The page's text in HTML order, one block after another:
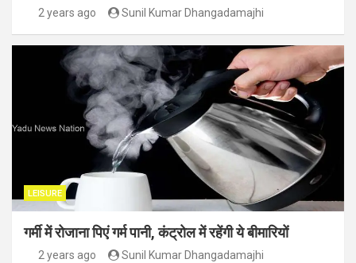
2 years ago Sunil Kumar Dhangadamajhi
LEISURE
गर्मी में रोजाना पिएं गर्म पानी, कंट्रोल में रहेंगी ये बीमारियों
2 years ago Sunil Kumar Dhangadamajhi